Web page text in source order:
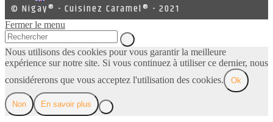
© Nigay® - Cuisinez Caramel® - 2021
Fermer le menu
Nous utilisons des cookies pour vous garantir la meilleure
expérience sur notre site. Si vous continuez à utiliser ce dernier, nous
considérerons que vous acceptez l'utilisation des cookies.
Ok
Non En savoir plus